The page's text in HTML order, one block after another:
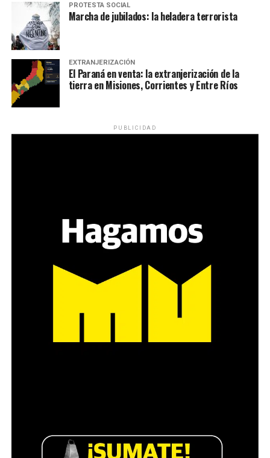
PROTESTA SOCIAL
Marcha de jubilados: la heladera terrorista
EXTRANJERIZACIÓN
El Paraná en venta: la extranjerización de la
tierra en Misiones, Corrientes y Entre Ríos
PUBLICIDAD